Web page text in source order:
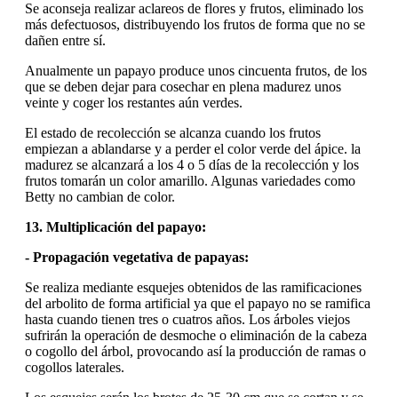
Se aconseja realizar aclareos de flores y frutos, eliminado los
más defectuosos, distribuyendo los frutos de forma que no se
dañen entre sí.
Anualmente un papayo produce unos cincuenta frutos, de los
que se deben dejar para cosechar en plena madurez unos
veinte y coger los restantes aún verdes.
El estado de recolección se alcanza cuando los frutos
empiezan a ablandarse y a perder el color verde del ápice. la
madurez se alcanzará a los 4 o 5 días de la recolección y los
frutos tomarán un color amarillo. Algunas variedades como
Betty no cambian de color.
13. Multiplicación del papayo:
- Propagación vegetativa de papayas:
Se realiza mediante esquejes obtenidos de las ramificaciones
del arbolito de forma artificial ya que el papayo no se ramifica
hasta cuando tienen tres o cuatros años. Los árboles viejos
sufrirán la operación de desmoche o eliminación de la cabeza
o cogollo del árbol, provocando así la producción de ramas o
cogollos laterales.